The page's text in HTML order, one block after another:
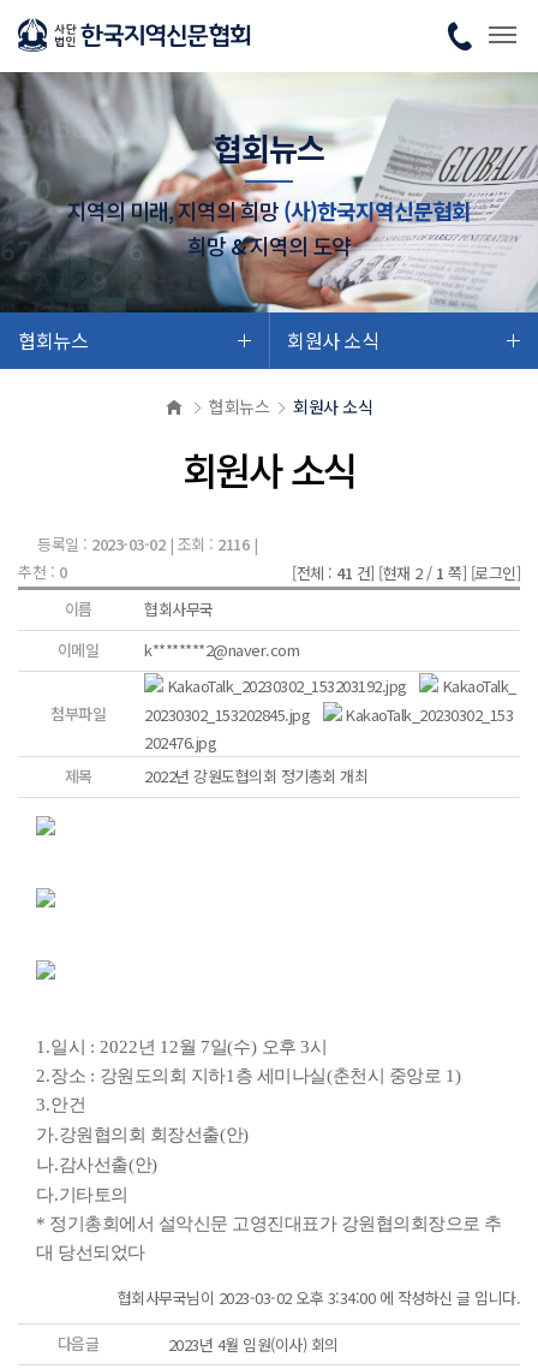
협회뉴스
지역의 미래, 지역의 희망(사)한국지역신문협회
희망 & 지역의 도약
협회뉴스 회원사 소식
협회뉴스 회원사 소식
회원사 소식
등록일 : 2023-03-02| 조회 : 2116|
추천 : 0 [전체 : 41 건] [현재 2 / 1 쪽] [로그인]
이름
협회사무국
이메일
k********2@naver.com
첨부파일
KakaoTalk_20230302_153203192.jpg
KakaoTalk_
20230302_153202845.jpg
KakaoTalk_20230302_153
202476.jpg
제목
2022년 강원도협의회 정기총회 개최
1.일시 : 2022년 12월 7일(수) 오후 3시
2.장소 : 강원도의회 지하1 층 세미나실(춘천시 중앙로 1)
3.안건
가.강원협의회 회장선출(안)
나.감사선출(안)
다.기타토의
* 정기총회에서 설악신문 고영진대표가 강원협의회장으로 추
대 당선되었다
협회사무국님이 2023-03-02 오후 3:34:00 에 작성하신 글 입니다.
다음글
2023년 4월 임원(이사) 회의